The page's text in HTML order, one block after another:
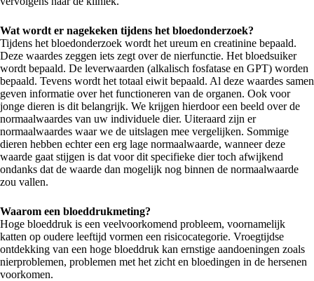
Wat wordt er nagekeken tijdens het bloedonderzoek?
Tijdens het bloedonderzoek wordt het ureum en creatinine bepaald.
Deze waardes zeggen iets zegt over de nierfunctie. Het bloedsuiker
wordt bepaald. De leverwaarden (alkalisch fosfatase en GPT) worden
bepaald. Tevens wordt het totaal eiwit bepaald. Al deze waardes samen
geven informatie over het functioneren van de organen. Ook voor
jonge dieren is dit belangrijk. We krijgen hierdoor een beeld over de
normaalwaardes van uw individuele dier. Uiteraard zijn er
normaalwaardes waar we de uitslagen mee vergelijken. Sommige
dieren hebben echter een erg lage normaalwaarde, wanneer deze
waarde gaat stijgen is dat voor dit specifieke dier toch afwijkend
ondanks dat de waarde dan mogelijk nog binnen de normaalwaarde
zou vallen.
Waarom een bloeddrukmeting?
Hoge bloeddruk is een veelvoorkomend probleem, voornamelijk
katten op oudere leeftijd vormen een risicocategorie. Vroegtijdse
ontdekking van een hoge bloeddruk kan ernstige aandoeningen zoals
nierproblemen, problemen met het zicht en bloedingen in de hersenen
voorkomen.